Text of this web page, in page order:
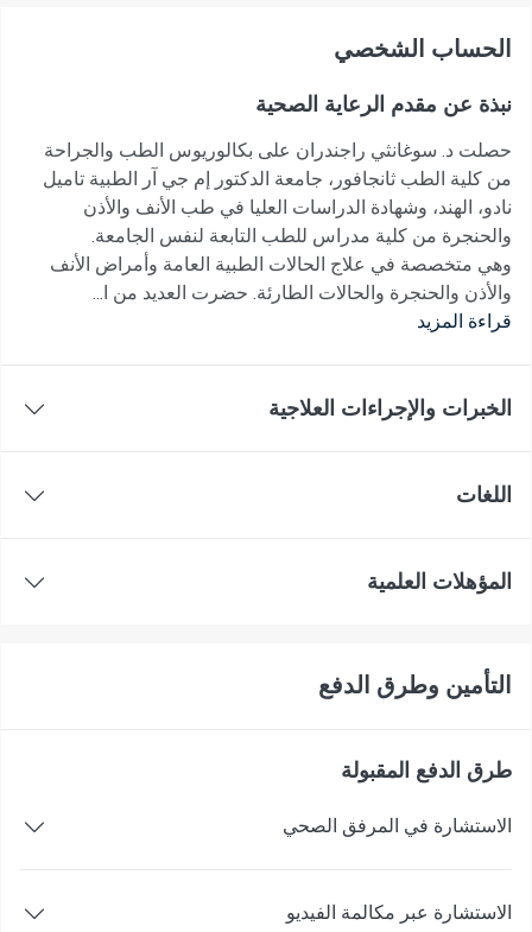
اﻟﺤﺴﺎﺏ اﻟﺸﺨﺼﻲ
نبذة عن مقدم الرعاية الصحية
حصلت د. سوغانثي راجندران على بكالوريوس الطب والجراحة
من كلية الطب ثانجافور، جامعة الدكتور إم جي آر الطبية تاميل
نادو، الهند، وشهادة الدراسات العليا في طب الأنف والأذن
والحنجرة من كلية مدراس للطب التابعة لنفس الجامعة.
وهي متخصصة في علاج الحالات الطبية العامة وأمراض الأنف
والأذن والحنجرة والحالات الطارئة. حضرت العديد من ا...
قراءة المزيد
الخبرات والإجراءات العلاجية
اللغات
المؤهلات العلمية
التأمين وطرق الدفع
طرق الدفع المقبولة
الاستشارة في المرفق الصحي
الاستشارة عبر مكالمة الفيديو